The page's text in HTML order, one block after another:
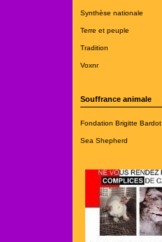
Synthèse nationale
Terre et peuple
Tradition
Voxnr
Souffrance animale
Fondation Brigitte Bardot
Sea Shepherd